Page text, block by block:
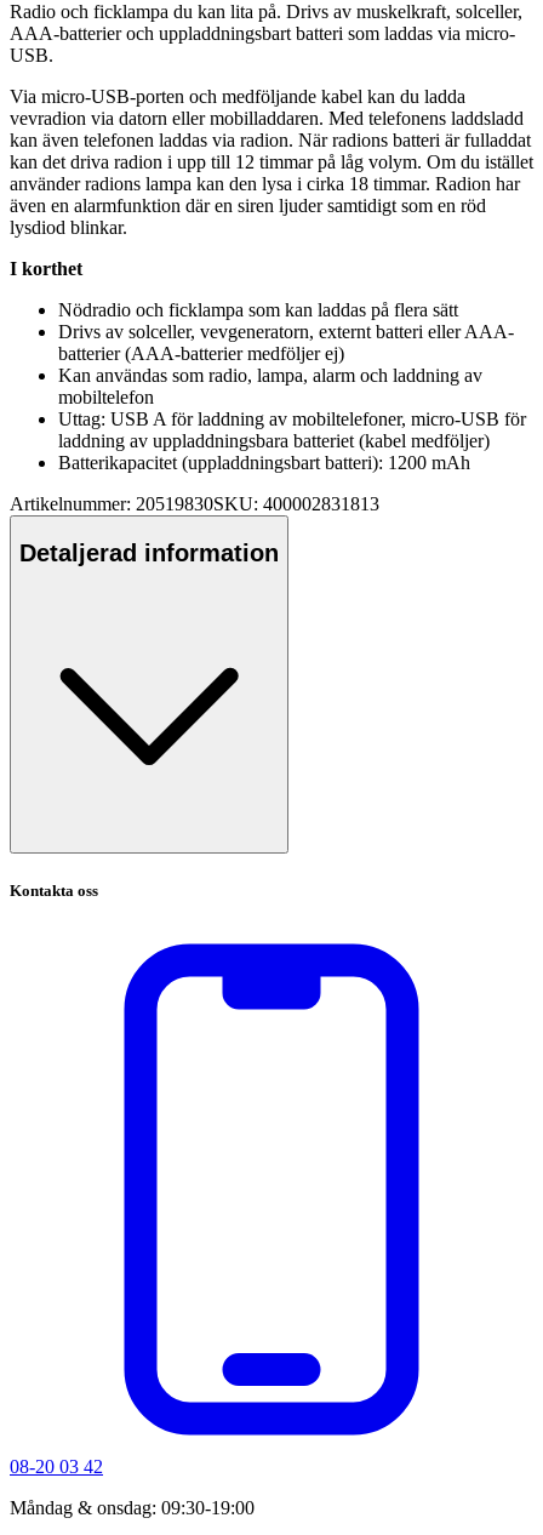
Radio och ficklampa du kan lita på. Drivs av muskelkraft, solceller,
AAA-batterier och uppladdningsbart batteri som laddas via micro-
USB.
Via micro-USB-porten och medföljande kabel kan du ladda
vevradion via datorn eller mobilladdaren. Med telefonens laddsladd
kan även telefonen laddas via radion. När radions batteri är fulladdat
kan det driva radion i upp till 12 timmar på låg volym. Om du istället
använder radions lampa kan den lysa i cirka 18 timmar. Radion har
även en alarmfunktion där en siren ljuder samtidigt som en röd
lysdiod blinkar.
I korthet
Nödradio och ficklampa som kan laddas på flera sätt
Drivs av solceller, vevgeneratorn, externt batteri eller AAA-
batterier (AAA-batterier medföljer ej)
Kan användas som radio, lampa, alarm och laddning av
mobiltelefon
Uttag: USB A för laddning av mobiltelefoner, micro-USB för
laddning av uppladdningsbara batteriet (kabel medföljer)
Batterikapacitet (uppladdningsbart batteri): 1200 mAh
Artikelnummer: 20519830SKU: 400002831813
Detaljerad information
Kontakta oss
08-20 03 42
Måndag & onsdag: 09:30-19:00